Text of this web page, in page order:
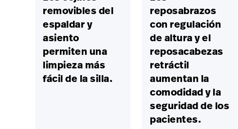
removibles del
espaldar y
asiento
permiten una
limpieza más
fácil de la silla.
reposabrazos
con regulación
de altura y el
reposacabezas
retráctil
aumentan la
comodidad y la
seguridad de los
pacientes.